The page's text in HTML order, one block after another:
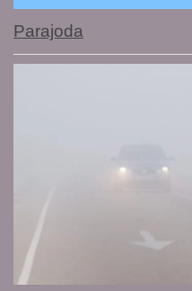
Parajoda